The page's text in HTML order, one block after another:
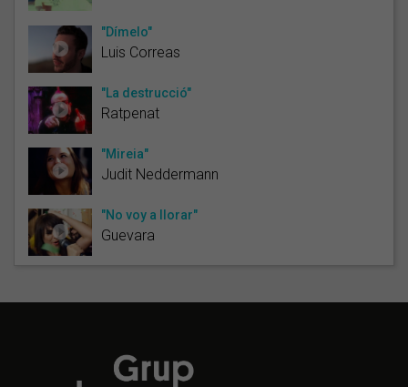
"Dímelo"
Luis Correas
"La destrucció"
Ratpenat
"Mireia"
Judit Neddermann
"No voy a llorar"
Guevara